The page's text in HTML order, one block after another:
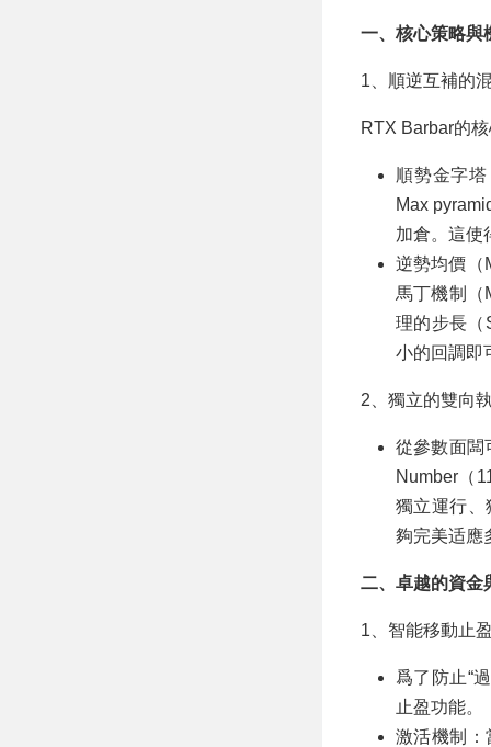
一、核心策略與
1、順逆互補的
RTX Barbar的
順勢金字
Max
加倉。這使
逆勢均價（
馬丁機制（
理的步長（
小的回調即
2、獨立的雙向
從參數面闆
Number（
獨立運行、
夠完美适應
二、卓越的資金
1、智能移動止
爲了防止“
止盈功能。
激活機制：